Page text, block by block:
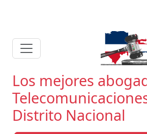
Los mejores
Distrito Nacional